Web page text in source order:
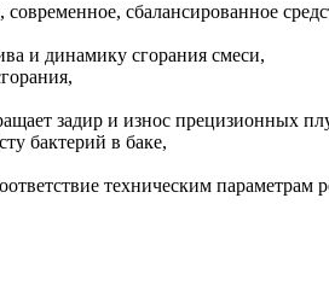
сбалансированное
и динамику сгорания смеси,
задир и износ прецизионных
бактерий в баке,
техническим параметрам